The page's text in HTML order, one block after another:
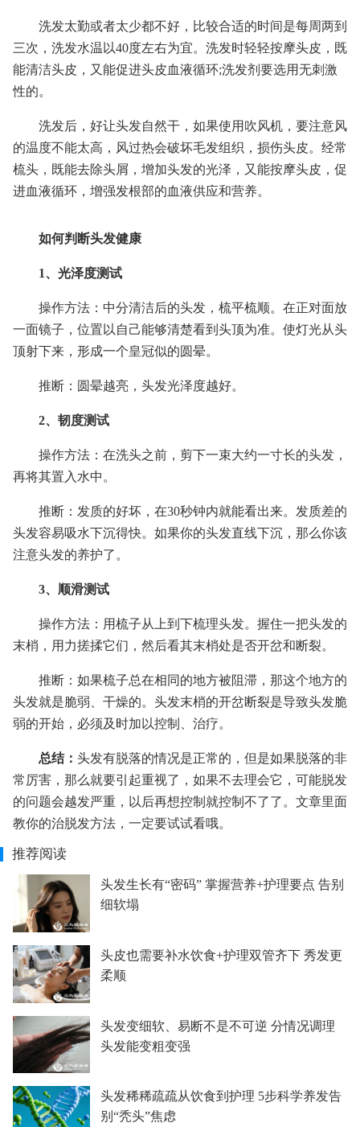
洗发太勤或者太少都不好，比较合适的时间是每周两到
三次，洗发水温以40度左右为宜。洗发时轻轻按摩头皮，既
能清洁头皮，又能促进头皮血液循环;洗发剂要选用无刺激
性的。
洗发后，好让头发自然干，如果使用吹风机，要注意风
的温度不能太高，风过热会破坏毛发组织，损伤头皮。经常
梳头，既能去除头屑，增加头发的光泽，又能按摩头皮，促
进血液循环，增强发根部的血液供应和营养。
如何判断头发健康
1、光泽度测试
操作方法：中分清洁后的头发，梳平梳顺。在正对面放
一面镜子，位置以自己能够清楚看到头顶为准。使灯光从头
顶射下来，形成一个皇冠似的圆晕。
推断：圆晕越亮，头发光泽度越好。
2、韧度测试
操作方法：在洗头之前，剪下一束大约一寸长的头发，
再将其置入水中。
推断：发质的好坏，在30秒钟内就能看出来。发质差的
头发容易吸水下沉得快。如果你的头发直线下沉，那么你该
注意头发的养护了。
3、顺滑测试
操作方法：用梳子从上到下梳理头发。握住一把头发的
末梢，用力搓揉它们，然后看其末梢处是否开岔和断裂。
推断：如果梳子总在相同的地方被阻滞，那这个地方的
头发就是脆弱、干燥的。头发末梢的开岔断裂是导致头发脆
弱的开始，必须及时加以控制、治疗。
总结： 头发有脱落的情况是正常的，但是如果脱落的非
常厉害，那么就要引起重视了，如果不去理会它，可能脱发
的问题会越发严重，以后再想控制就控制不了了。文章里面
教你的治脱发方法，一定要试试看哦。
推荐阅读
头发生长有“密码” 掌握营养+护理要点 告别
细软塌
头皮也需要补水饮食+护理双管齐下 秀发更
柔顺
头发变细软、易断不是不可逆 分情况调理
头发能变粗变强
头发稀稀疏疏从饮食到护理 5步科学养发告
别“秃头”焦虑